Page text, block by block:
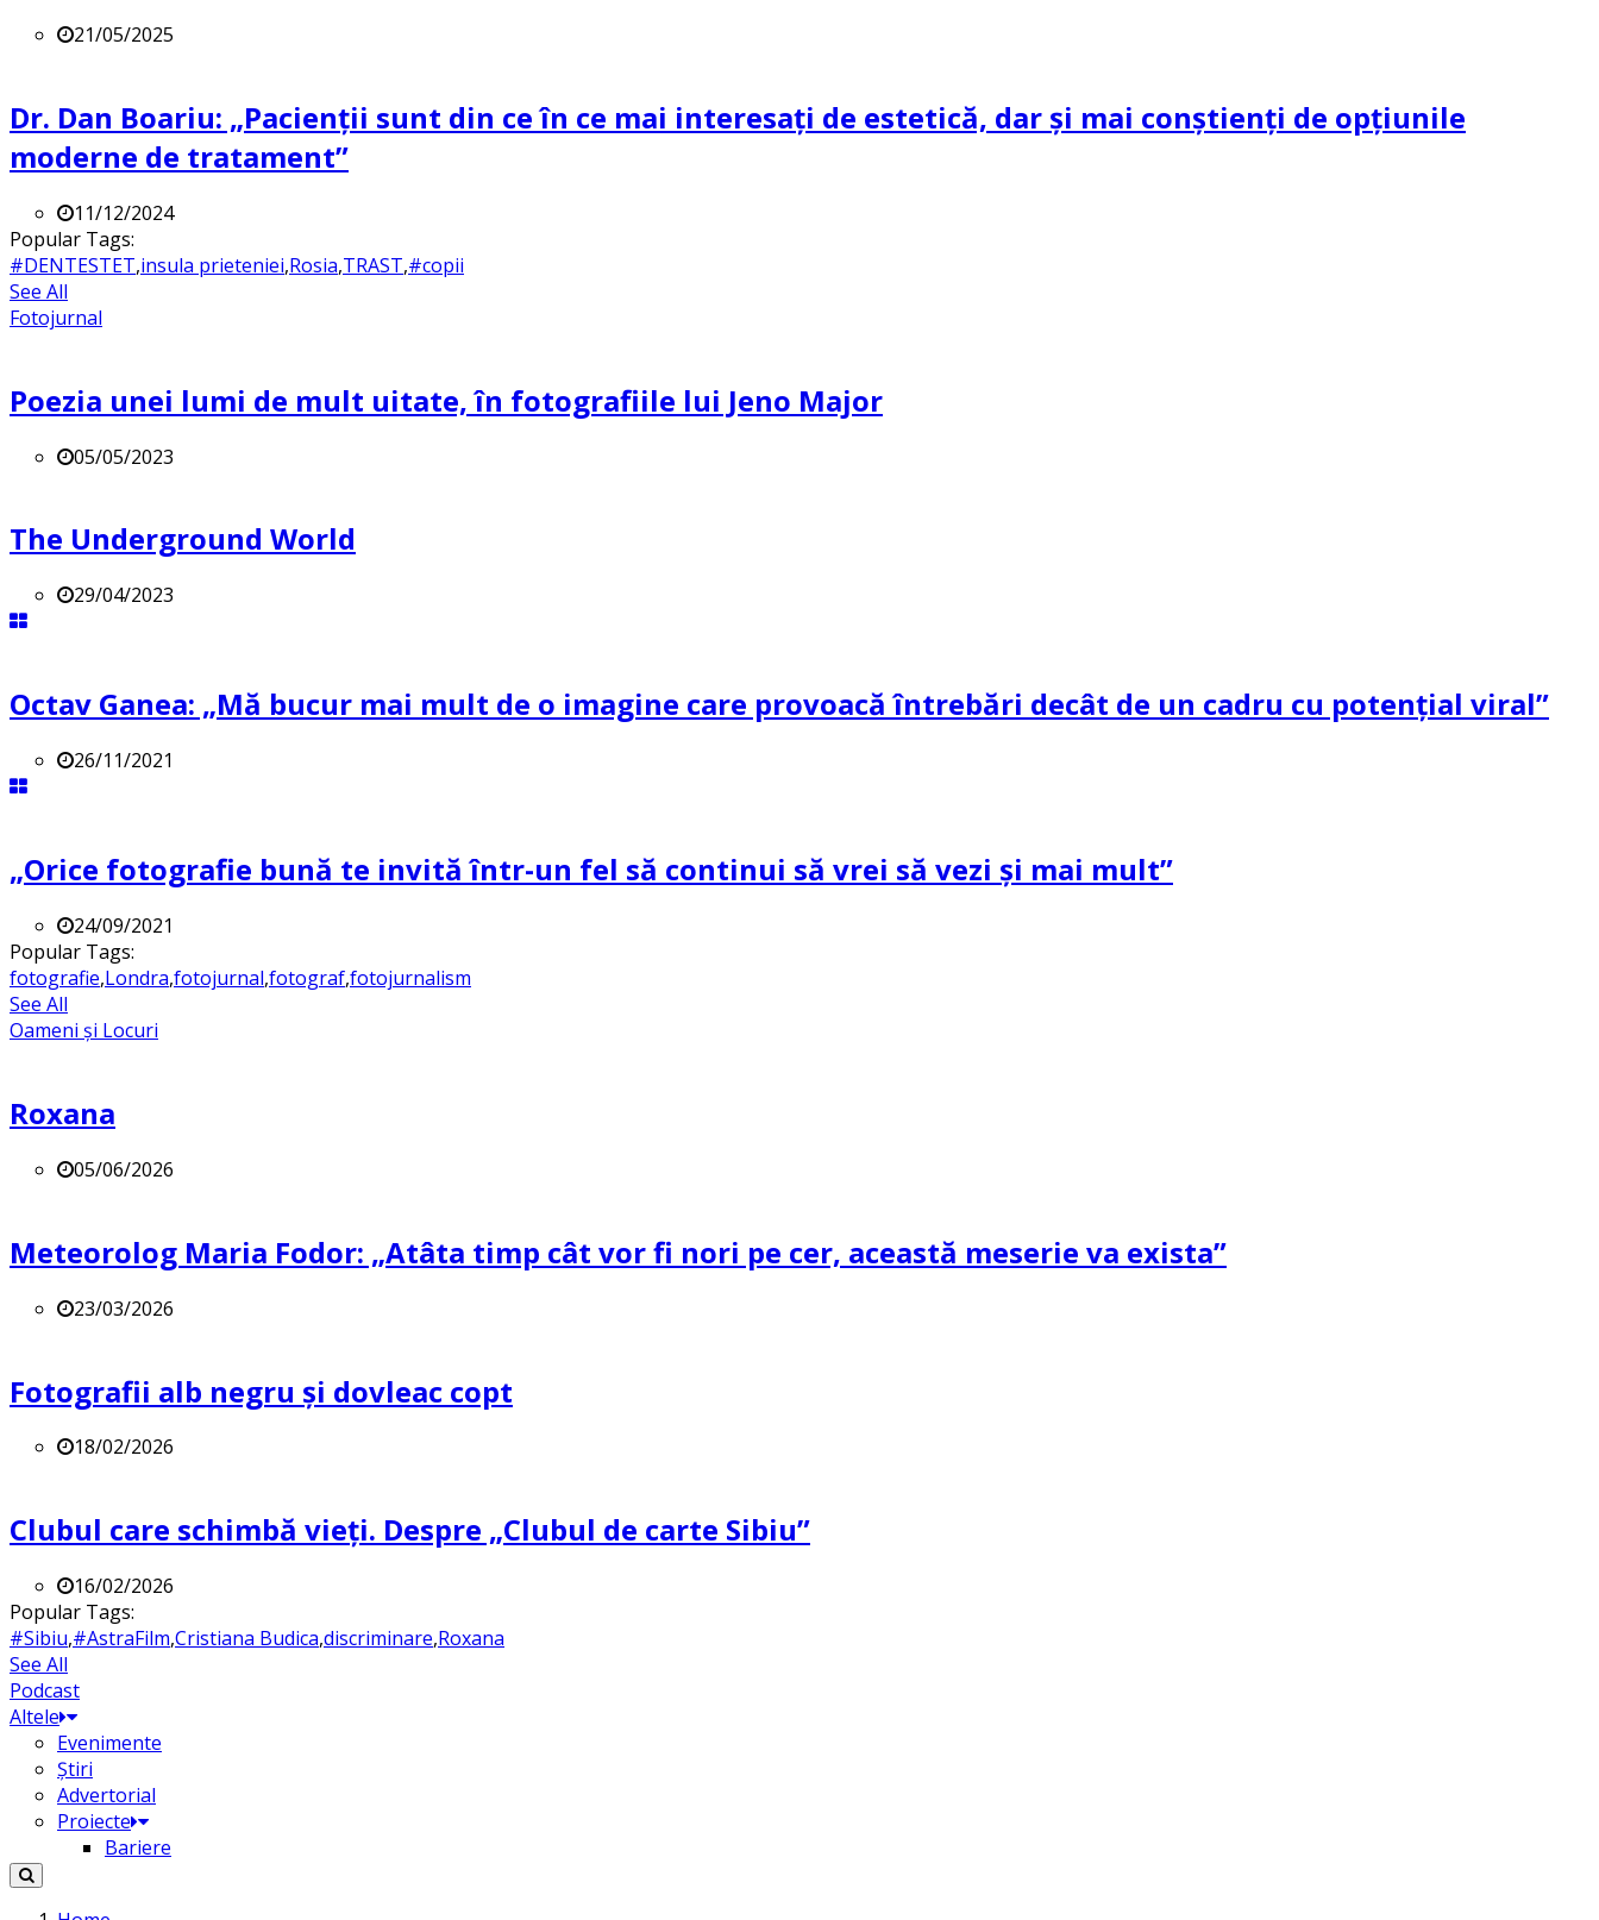
21/05/2025
Dr. Dan Boariu: „Pacienții sunt din ce în ce mai interesați de estetică, dar și mai conștienți de opțiunile
moderne de tratament”
11/12/2024
Popular Tags:
#DENTESTET,insula prieteniei,Rosia,TRAST,#copii
See All
Fotojurnal
Poezia unei lumi de mult uitate, în fotografiile lui Jeno Major
05/05/2023
The Underground World
29/04/2023
Octav Ganea: „Mă bucur mai mult de o imagine care provoacă întrebări decât de un cadru cu potenţial viral”
26/11/2021
„Orice fotografie bună te invită într-un fel să continui să vrei să vezi și mai mult”
24/09/2021
Popular Tags:
fotografie,Londra,fotojurnal,fotograf,fotojurnalism
See All
Oameni și Locuri
Roxana
05/06/2026
Meteorolog Maria Fodor: „Atâta timp cât vor fi nori pe cer, această meserie va exista”
23/03/2026
Fotografii alb negru și dovleac copt
18/02/2026
Clubul care schimbă vieți. Despre „Clubul de carte Sibiu”
16/02/2026
Popular Tags:
#Sibiu,#AstraFilm,Cristiana Budica,discriminare,Roxana
See All
Podcast
Altele
Evenimente
Știri
Advertorial
Proiecte
Bariere